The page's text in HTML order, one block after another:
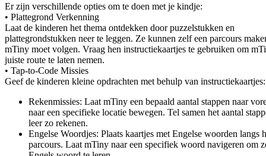
Er zijn verschillende opties om te doen met je kindje:
• Plattegrond Verkenning
Laat de kinderen het thema ontdekken door puzzelstukken en
plattegrondstukken neer te leggen. Ze kunnen zelf een parcours
mTiny moet volgen. Vraag hen instructiekaartjes te gebruiken om
juiste route te laten nemen.
• Tap-to-Code Missies
Geef de kinderen kleine opdrachten met behulp van instructiekaartjes:
Rekenmissies: Laat mTiny een bepaald aantal stappen naar
naar een specifieke locatie bewegen. Tel samen het aantal
leer zo rekenen.
Engelse Woordjes: Plaats kaartjes met Engelse woorden langs
parcours. Laat mTiny naar een specifiek woord navigeren om